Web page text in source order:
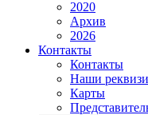
2020
Архив
2026
Контакты
Контакты
Наши
Карты